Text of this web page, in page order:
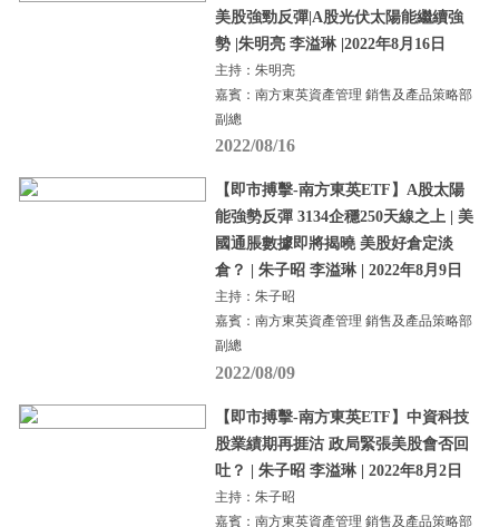
美股強勁反彈|A股光伏太陽能繼續強
勢 |朱明亮 李溢琳 |2022年8月16日
主持：朱明亮
嘉賓：南方東英資產管理 銷售及產品策略部
副總
2022/08/16
【即市搏擊-南方東英ETF】A股太陽
能強勢反彈 3134企穩250天線之上 | 美
國通脹數據即將揭曉 美股好倉定淡
倉？ | 朱子昭 李溢琳 | 2022年8月9日
主持：朱子昭
嘉賓：南方東英資產管理 銷售及產品策略部
副總
2022/08/09
【即市搏擊-南方東英ETF】中資科技
股業績期再捱沽 政局緊張美股會否回
吐？ | 朱子昭 李溢琳 | 2022年8月2日
主持：朱子昭
嘉賓：南方東英資產管理 銷售及產品策略部